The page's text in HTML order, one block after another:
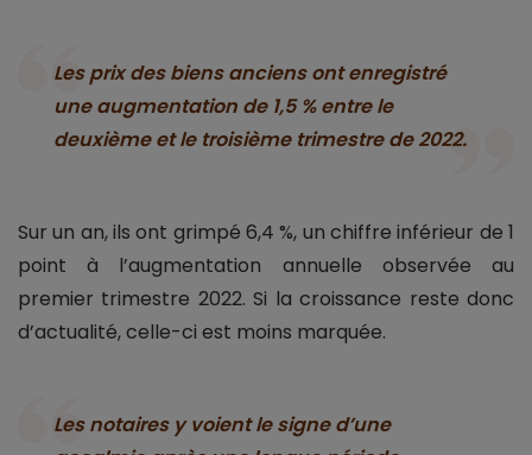
Les prix des biens anciens ont enregistré
une augmentation de 1,5 % entre le
deuxième et le troisième trimestre de 2022.
Sur un an, ils ont grimpé 6,4 %, un chiffre inférieur de 1
point à l’augmentation annuelle observée au
premier trimestre 2022. Si la croissance reste donc
d’actualité, celle-ci est moins marquée.
Les notaires y voient le signe d’une